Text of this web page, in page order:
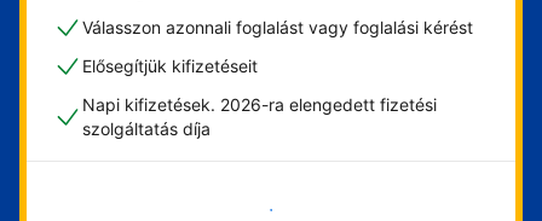
Válasszon azonnali foglalást vagy foglalási kérést
Elősegítjük kifizetéseit
Napi kifizetések. 2026-ra elengedett fizetési
szolgáltatás díja
Vágjon bele most